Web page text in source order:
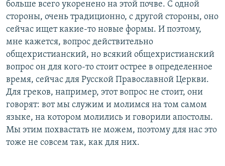
больше всего укоренено на этой почве. С одной
стороны, очень традиционно, с другой стороны, оно
сейчас ищет какие-то новые формы. И поэтому,
мне кажется, вопрос действительно
общехристианский, но всякий общехристианский
вопрос он для кого-то стоит острее в определенное
время, сейчас для Русской Православной Церкви.
Для греков, например, этот вопрос не стоит, они
говорят: вот мы служим и молимся на том самом
языке, на котором молились и говорили апостолы.
Мы этим похвастать не можем, поэтому для нас это
тоже не совсем так, как для них.